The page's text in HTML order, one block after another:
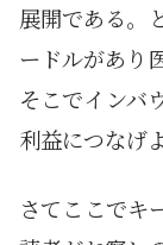
展開である。
ードルがあり
そこでインバ
利益につなげ
さてここでキ